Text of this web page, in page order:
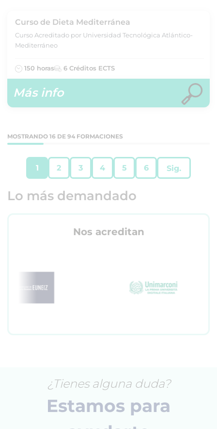
Curso de Dieta Mediterránea
Curso Acreditado por Universidad Tecnológica Atlántico-
Mediterráneo
150 horas 6 Créditos ECTS
Más info
MOSTRANDO 16 DE 94 FORMACIONES
1 2 3 4 5 6 Sig.
Lo más demandado
Nos acreditan
¿Tienes alguna duda?
Estamos para